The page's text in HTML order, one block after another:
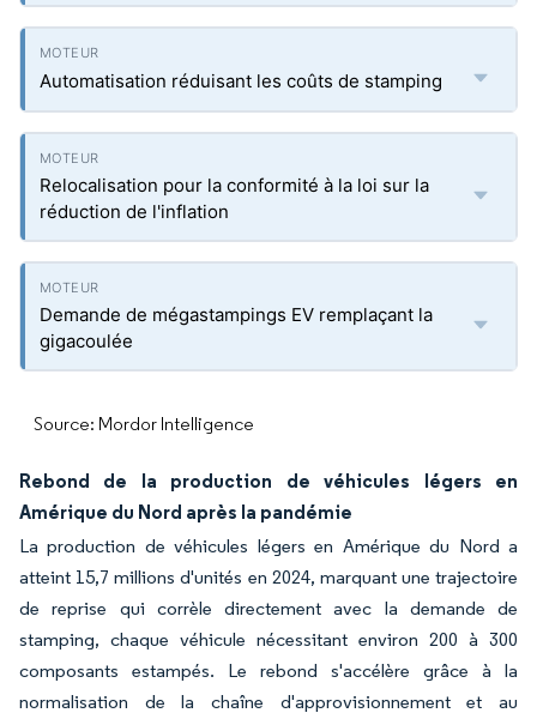
Automatisation réduisant les coûts de stamping
Relocalisation pour la conformité à la loi sur la
réduction de l'inflation
Demande de mégastampings EV remplaçant la
gigacoulée
Source: Mordor Intelligence
Rebond de la production de véhicules légers en
Amérique du Nord après la pandémie
La production de véhicules légers en Amérique du Nord a
atteint 15,7 millions d'unités en 2024, marquant une trajectoire
de reprise qui corrèle directement avec la demande de
stamping, chaque véhicule nécessitant environ 200 à 300
composants estampés. Le rebond s'accélère grâce à la
normalisation de la chaîne d'approvisionnement et au